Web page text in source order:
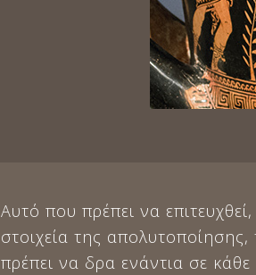
Αυτό που πρέπει να
στοιχεία της
πρέπει να δρα ενάντια σε